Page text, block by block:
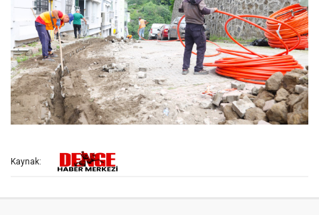
Kaynak: